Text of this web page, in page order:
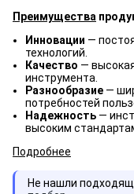
Преимущества
Инновации —
технологий.
Качество —
инструмента.
Разнообразие —
потребностей
Надежность —
высоким
Подробнее
Не нашли